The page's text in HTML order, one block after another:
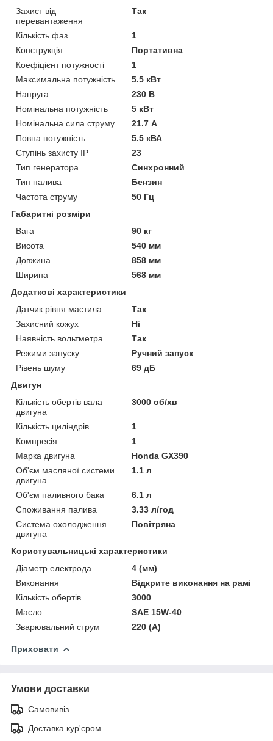
Захист від
перевантаження
Так
Кількість фаз
1
Конструкція
Портативна
Коефіцієнт потужності
1
Максимальна потужність
5.5 кВт
Напруга
230 В
Номінальна потужність
5 кВт
Номінальна сила струму
21.7 А
Повна потужність
5.5 кВА
Ступінь захисту IP
23
Тип генератора
Синхронний
Тип палива
Бензин
Частота струму
50 Гц
Габаритні розміри
Вага
90 кг
Висота
540 мм
Довжина
858 мм
Ширина
568 мм
Додаткові характеристики
Датчик рівня мастила
Так
Захисний кожух
Ні
Наявність вольтметра
Так
Режими запуску
Ручний запуск
Рівень шуму
69 дБ
Двигун
Кількість обертів вала
двигуна
3000 об/хв
Кількість циліндрів
1
Компресія
1
Марка двигуна
Honda GX390
Об'єм масляної системи
двигуна
1.1 л
Об'єм паливного бака
6.1 л
Споживання палива
3.33 л/год
Система охолодження
двигуна
Повітряна
Користувальницькі характеристики
Діаметр електрода
4 (мм)
Виконання
Відкрите виконання на рамі
Кількість обертів
3000
Масло
SAE 15W-40
Зварювальний струм
220 (А)
Приховати
Умови доставки
Самовивіз
Доставка кур'єром